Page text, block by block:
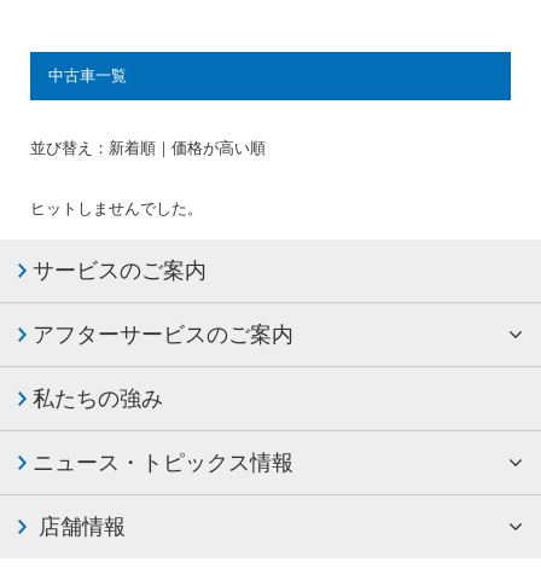
中古車一覧
並び替え： 新着順 ｜価格が高い順
ヒットしませんでした。
サービスのご案内
アフターサービスのご案内
私たちの強み
ニュース・トピックス情報
店舗情報